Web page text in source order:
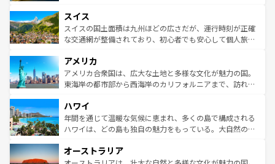
れる地方に足を運ぶとそれぞれで全く異なる文化を体験で
きるだろう。 なお、新着のフランス情報はコンテンツ一覧
を参照してほしい。
は、お酒好きな人にはぜひ体験してほしい。 なお、新着の
ドイツ情報はコンテンツ一覧を参照してほしい。
リアごとに異なる魅力がある。また、優雅なアフタヌーン
ティー、ビール好きにはたまらない英国パブ、サッカー観
戦など、本場だからこそできる体験も豊富。イギリスを旅
ンツ一覧を参照してほしい。
スイス
スイスの国土面積は九州ほどの広さだが、運行時刻が正確
な交通網が整備されており、初心者でも安心して個人旅行
の建物がそのまま残る町や、スイスならではのユニークな
博物館もあり、アルプス観光だけでなく町歩きも満喫する
ことができる。国民の所得が高いため物価も高いが、旅行
ば市内交通費無料で観光を楽しむこともできる。 なお、新
着のスイス情報はコンテンツ一覧 を参照してほしい。
アメリカ
アメリカ合衆国は、広大な土地と多様な文化が魅力の国。
東海岸の都市部から西海岸のカリフォルニアまで、訪れる
のような巨大都市は、観光、ショッピング、エンターテイ
ンメントが詰まった刺激的なスポットだ。一方、アメリカ
西部には大自然が広がり、グランドキャニオンやイエロー
部のニューオーリンズでは、音楽と美食が融合した独特の
文化が魅力。旅行者はアメリカの各地域で異なる魅力を楽
ハワイ
年間を通じて温暖な気候に恵まれ、多くの島で構成される
ハワイは、どの島も独自の魅力をもっている。大自然の神
ワイ島は見逃せない。また、定番の観光地といえばオアフ
島だが、静かな自然を求めるならマウイ島やカウアイ島が
オーストラリア